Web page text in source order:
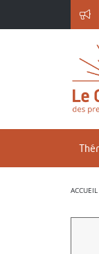
ACCUEIL